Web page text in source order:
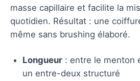
masse capillaire et facilite la
quotidien. Résultat : une
même sans brushing élaboré.
Longueur : entre le menton
un entre-deux structuré